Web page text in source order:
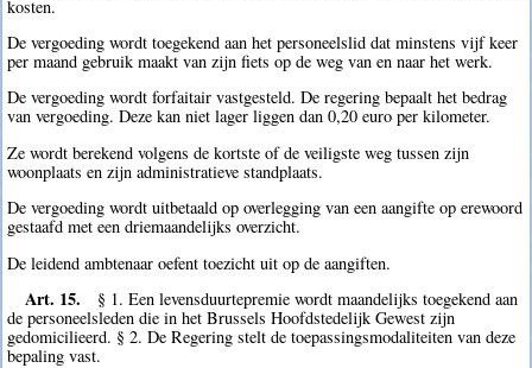
kosten.
De vergoeding wordt toegekend aan het personeelslid dat minstens vijf keer
per maand gebruik maakt van zijn fiets op de weg van en naar het werk.
De vergoeding wordt forfaitair vastgesteld. De regering bepaalt het bedrag
van vergoeding. Deze kan niet lager liggen dan 0,20 euro per kilometer.
Ze wordt berekend volgens de kortste of de veiligste weg tussen zijn
woonplaats en zijn administratieve standplaats.
De vergoeding wordt uitbetaald op overlegging van een aangifte op erewoord
gestaafd met een driemaandelijks overzicht.
De leidend ambtenaar oefent toezicht uit op de aangiften.
Art. 15.
§ 1. Een levensduurtepremie wordt maandelijks toegekend aan
de personeelsleden die in het Brussels Hoofdstedelijk Gewest zijn
gedomicilieerd. § 2. De Regering stelt de toepassingsmodaliteiten van deze
bepaling vast.